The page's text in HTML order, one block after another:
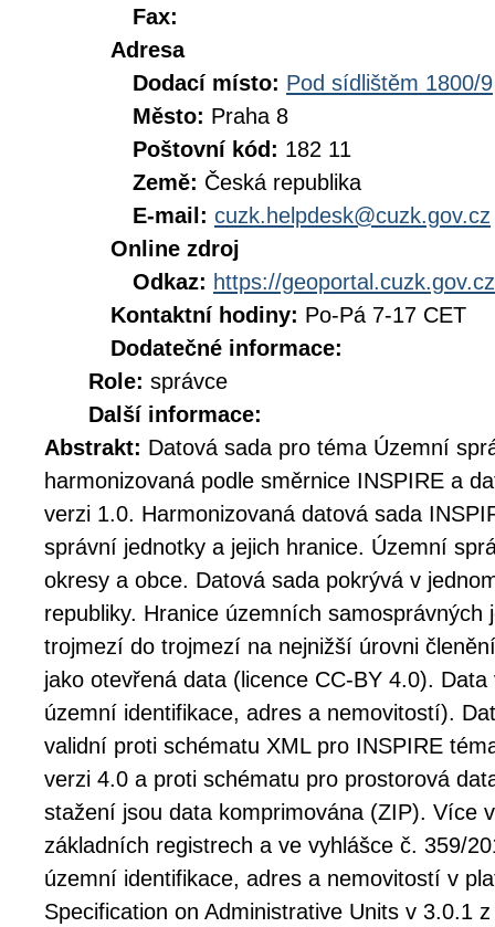
Fax:
Adresa
Dodací místo: Pod sídlištěm 1800/9
Město: Praha 8
Poštovní kód: 182 11
Země: Česká republika
E-mail: cuzk.helpdesk@cuzk.gov.cz
Online zdroj
Odkaz: https://geoportal.cuzk.gov.cz
Kontaktní hodiny: Po-Pá 7-17 CET
Dodatečné informace:
Role: správce
Další informace:
Abstrakt: Datová sada pro téma Územní
harmonizovaná podle směrnice INSPIRE a
verzi 1.0. Harmonizovaná datová sada
správní jednotky a jejich hranice. Územní
okresy a obce. Datová sada pokrývá v
republiky. Hranice územních samosprávných
trojmezí do trojmezí na nejnižší úrovni
jako otevřená data (licence CC-BY 4.0).
územní identifikace, adres a nemovitostí).
validní proti schématu XML pro INSPIRE
verzi 4.0 a proti schématu pro prostorová
stažení jsou data komprimována (ZIP). Více
základních registrech a ve vyhlášce č. 359/
územní identifikace, adres a nemovitostí v
Specification on Administrative Units v 3.0.1